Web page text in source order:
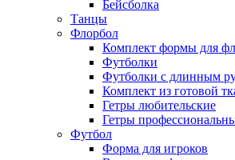
Бейсболка
Танцы
Флорбол
Комплект формы для
Футболки
Футболки с длинным
Комплект из готовой
Гетры любительские
Гетры
Футбол
Форма для игроков